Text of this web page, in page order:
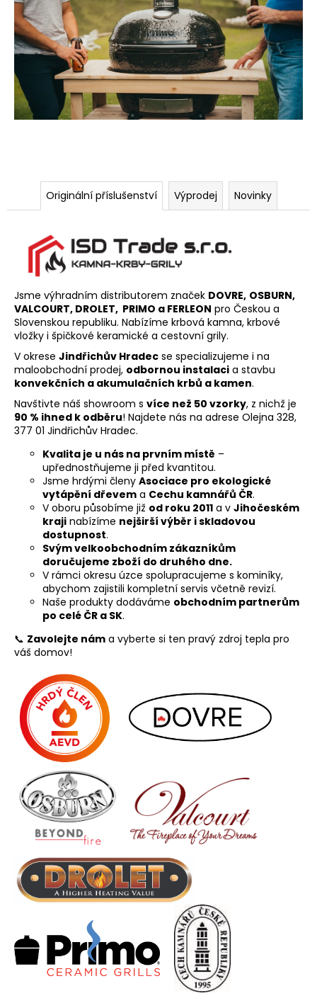
Originální příslušenství Výprodej Novinky
Jsme výhradním distributorem značek DOVRE, OSBURN,
VALCOURT, DROLET, PRIMO a FERLEON pro Českou a
Slovenskou republiku. Nabízíme krbová kamna, krbové
vložky i špičkové keramické a cestovní grily.
V okrese Jindřichův Hradec se specializujeme i na
maloobchodní prodej, odbornou instalaci a stavbu
konvekčních a akumulačních krbů a kamen.
Navštivte náš showroom s více než 50 vzorky, z nichž je
90 % ihned k odběru! Najdete nás na adrese Olejna 328,
377 01 Jindřichův Hradec.
Kvalita je u nás na prvním místě –
upřednostňujeme ji před kvantitou.
Jsme hrdými členy Asociace pro ekologické
vytápění dřevem a Cechu kamnářů ČR.
V oboru působíme již od roku 2011 a v Jihočeském
kraji nabízíme nejširší výběr i skladovou
dostupnost.
Svým velkoobchodním zákazníkům
doručujeme zboží do druhého dne.
V rámci okresu úzce spolupracujeme s kominíky,
abychom zajistili kompletní servis včetně revizí.
Naše produkty dodáváme obchodním partnerům
po celé ČR a SK.
📞 Zavolejte nám a vyberte si ten pravý zdroj tepla pro
váš domov!
u
j
e
e
DOVRE